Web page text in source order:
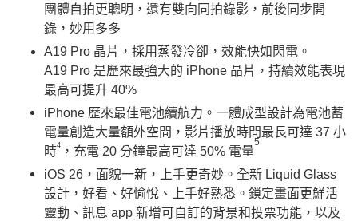
團體自拍更聰明，還有雙向同拍錄影，前後同步開
錄，妙用多多
A19 Pro 晶片，採用蒸發冷卻，效能快如閃電。
A19 Pro 是歷來最強大的 iPhone 晶片，持續效能表現
最高可提升 40%
iPhone 歷來最佳電池續航力。一體成型設計為電池蓄
電量創造大量額外空間，影片播放時間最長可達 37 小
時4 ，充電 20 分鐘最高可達 50% 電量
5
iOS 26，面貌一新，上手更奇妙。全新 Liquid Glass
設計，好看、好愉悅、上手好熟悉。鎖定畫面更鮮活
靈動、訊息 app 新增可自訂的背景和投票功能，以及